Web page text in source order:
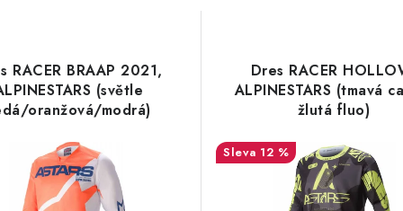
RACER BRAAP 2021,
(světle
oranžová/modrá)
Dres RACER
ALPINESTARS (tmavá
žlutá fluo)
12 %